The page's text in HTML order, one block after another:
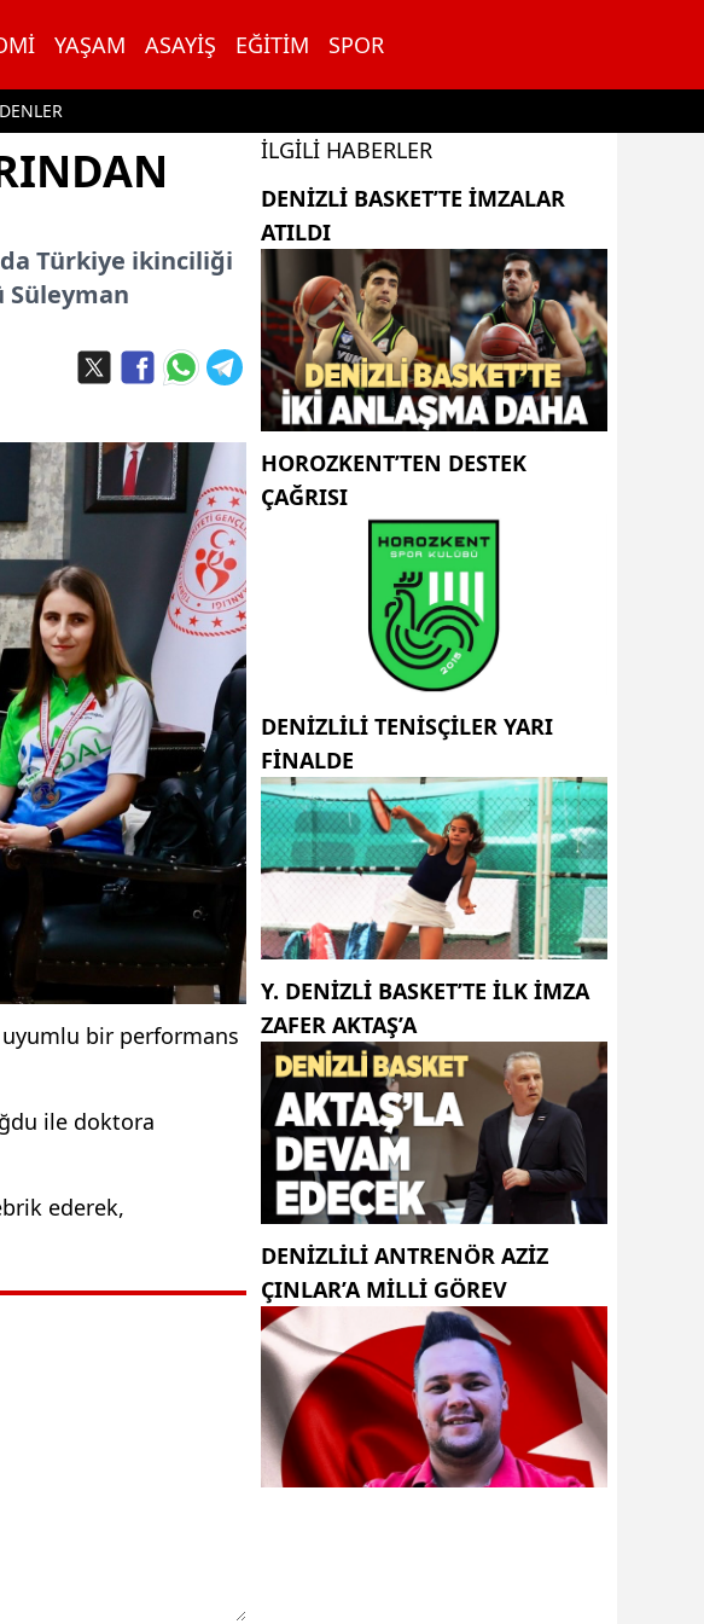
YAŞAM ASAYIŞ EĞITIM SPOR
Türkiye ikinciliği
Süleyman
bir performans
ile doktora
ederek,
İLGILI HABERLER
DENİZLİ BASKET’TE İMZALAR
ATILDI
HOROZKENT’TEN DESTEK
ÇAĞRISI
DENİZLİLİ TENİSÇİLER YARI
FİNALDE
Y. DENIZLI BASKET’TE ILK IMZA
ZAFER AKTAŞ’A
DENIZLILI ANTRENÖR AZIZ
ÇINLAR’A MILLI GÖREV